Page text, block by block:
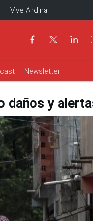
Vive Andina
Newsletter
daños y